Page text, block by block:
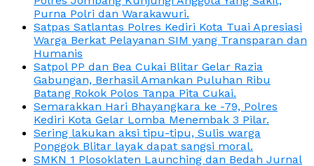
Purna Polri dan Warakawuri.
Satpas Satlantas Polres Kediri Kota Tuai Apresiasi
Warga Berkat Pelayanan SIM yang Transparan dan
Humanis
Satpol PP dan Bea Cukai Blitar Gelar Razia
Gabungan, Berhasil Amankan Puluhan Ribu
Batang Rokok Polos Tanpa Pita Cukai.
Semarakkan Hari Bhayangkara ke -79, Polres
Kediri Kota Gelar Lomba Menembak 3 Pilar.
Sering lakukan aksi tipu-tipu, Sulis warga
Ponggok Blitar layak dapat sangsi moral.
SMKN 1 Plosoklaten Launching dan Bedah Jurnal